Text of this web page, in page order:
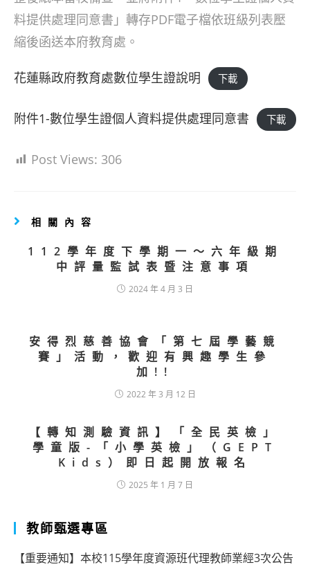
料提供處理同意書」轉存PDF電子檔依班級列表壓
縮後函送本府教育處。
花蓮縣政府教育處數位學生證說明 下載
附件1-數位學生證個人資料提供處理同意書 下載
Post Views: 306
相關內容
112學年度下學期一～六年級期
中評量監試表暨注意事項
2024 年 4 月 3 日
安得烈慈善協會「第七屆學藝競
賽」活動，歡迎有興趣學生參
加!!
2022 年 3 月 12 日
【轉知測驗資訊】「全民英檢」
學童版-「小學英檢」（GEPT
Kids）即日起開放報名
2025 年 1 月 7 日
教師甄選專區
【重要通知】本校115學年度資源班代理教師業經3次公告